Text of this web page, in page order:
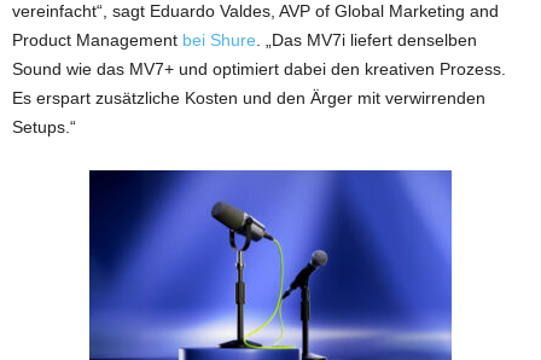
vereinfacht“, sagt Eduardo Valdes, AVP of Global Marketing and
Product Management bei Shure . „Das MV7i liefert denselben
Sound wie das MV7+ und optimiert dabei den kreativen Prozess.
Es erspart zusätzliche Kosten und den Ärger mit verwirrenden
Setups.“